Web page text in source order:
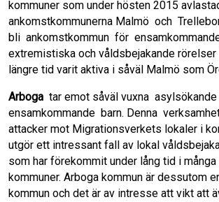
kommuner som under hösten 2015
ankomstkommunerna Malmö och
bli ankomstkommun för
extremistiska och våldsbejakande rörelser
längre tid varit aktiva i såväl Malmö som
Arboga tar emot såväl vuxna
ensamkommande barn. Denna
attacker mot Migrationsverkets lokaler i
utgör ett intressant fall av lokal
som har förekommit under lång tid i
kommuner. Arboga kommun är dessutom
kommun och det är av intresse att vikt att